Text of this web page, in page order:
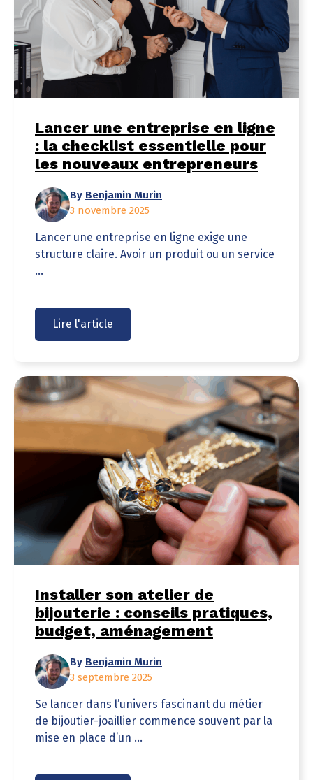
Lancer une entreprise en ligne
: la checklist essentielle pour
les nouveaux entrepreneurs
By Benjamin Murin
3 novembre 2025
Lancer une entreprise en ligne exige une
structure claire. Avoir un produit ou un service
...
Lire l'article
Installer son atelier de
bijouterie : conseils pratiques,
budget, aménagement
By Benjamin Murin
3 septembre 2025
Se lancer dans l’univers fascinant du métier
de bijoutier-joaillier commence souvent par la
mise en place d’un ...